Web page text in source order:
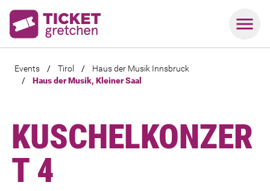
Events / Tirol /
Haus der Musik Innsbruck
/
Haus der Musik, Kleiner Saal
KUSCHELKONZER
T 4